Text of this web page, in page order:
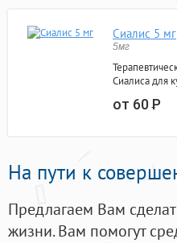
Сиалис 5 мг
5мг
Сиалиса для
от 60Р
На пути к
Предлагаем Вам
жизни. Вам помогут